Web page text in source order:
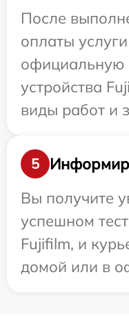
После
оплаты
официальную
устройства
виды работ и
5
Вы получите
успешном
Fujifilm, и
домой или в